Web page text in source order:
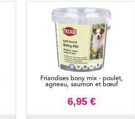
Friandises bony mix - poulet,
agneau, saumon et bœuf
6,95 €